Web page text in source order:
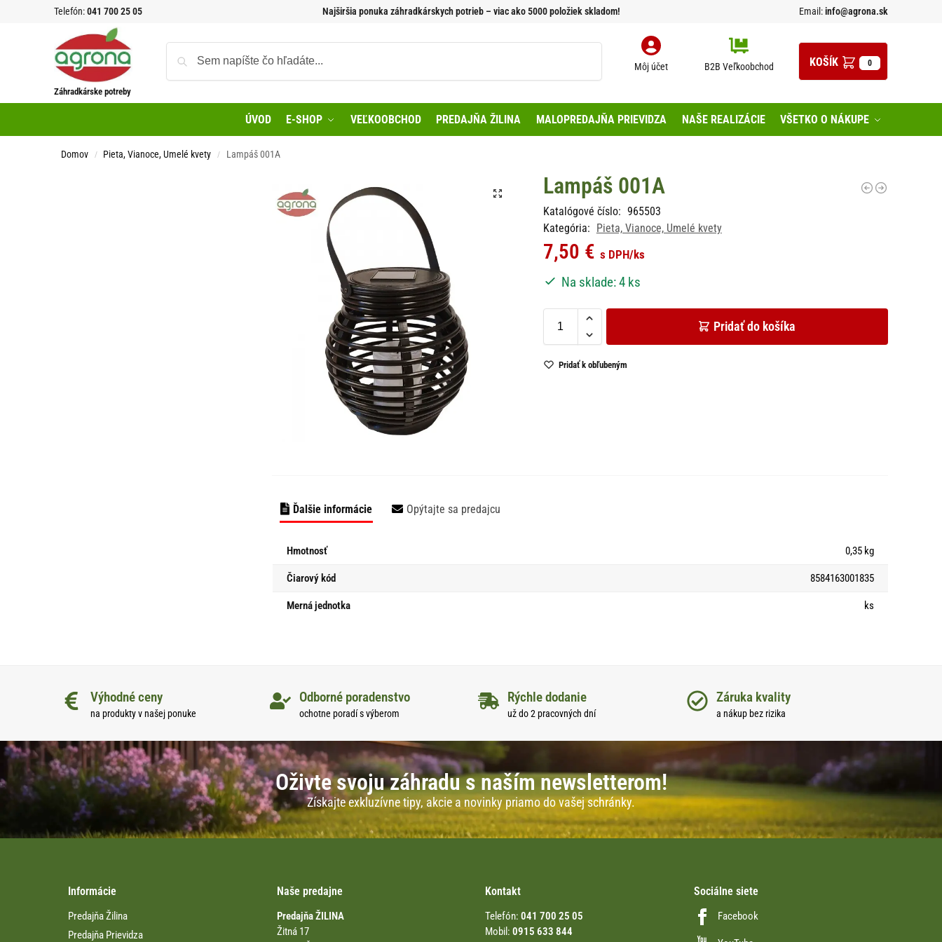
Telefón:041 700 25 05 Najširšia ponuka záhradkárskych potrieb – viac ako 5000 položiek skladom! Email:info@agrona.sk
Záhradkárske potreby
Môj účet B2B Veľkoobchod 0
ÚVOD E-SHOP VEĽKOOBCHOD PREDAJŇA ŽILINA MALOPREDAJŇA PRIEVIDZA NAŠE REALIZÁCIE VŠETKO O NÁKUPE
Domov / Pieta, Vianoce, Umelé kvety / Lampáš 001A
Lampáš 001A
Katalógové číslo: 965503
Kategória: Pieta, Vianoce, Umelé kvety
7,50 € s DPH/ks
Na sklade: 4 ks
Pridať do košíka
Pridať k obľubeným
Ďalšie informácie Opýtajte sa predajcu
Hmotnosť 0,35 kg
Čiarový kód 8584163001835
Merná jednotka ks
Výhodné ceny
na produkty v našej ponuke
Odborné poradenstvo
ochotne poradí s výberom
Rýchle dodanie
už do 2 pracovných dní
Záruka kvality
a nákup bez rizika
Oživte svoju záhradu s naším newsletterom!
Získajte exkluzívne tipy, akcie a novinky priamo do vašej schránky.
Informácie
Predajňa Žilina
Predajňa Prievidza
Naše predajne
Predajňa ŽILINA
Žitná 17
Kontakt
Telefón: 041 700 25 05
Mobil: 0915 633 844
Sociálne siete
Facebook